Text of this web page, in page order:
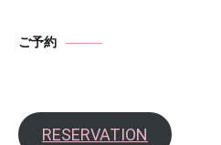
ご予約
RESERVATION